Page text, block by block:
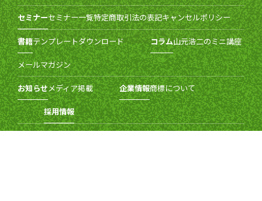
セミナーセミナー一覧特定商取引法の表記キャンセルポリシー
書籍テンプレートダウンロード コラム山元浩二のミニ講座
メールマガジン
お知らせメディア掲載 企業情報商標について
採用情報